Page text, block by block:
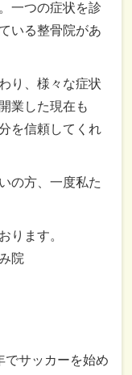
一つの症状を診
いる整骨院があ
り、様々な症状
業した現在も
を信頼してくれ
の方、一度私た
ります。
院
でサッカーを始め